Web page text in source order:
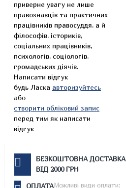
приверне увагу не лише
правознавців та практичних
працівників правосуддя, а й
філософів, істориків,
соціальних працівників,
психологів, соціологів,
громадських діячів.
Написати відгук
будь Ласка авторизуйтесь
або
створити обліковий запис
перед тим як написати
відгук
БЕЗКОШТОВНА ДОСТАВКА
ВІД 2000 ГРН
ОПЛАТАМожливі види оплати: